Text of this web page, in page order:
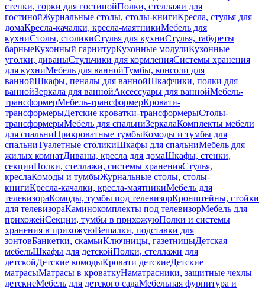
стенки, горки для гостинойПолки, стеллажи для
гостинойЖурнальные столы, столы-книгиКресла, стулья для
домаКресла-качалки, кресла-маятникиМебель для
кухниСтолы, столикиСтулья для кухниСтулья, табуреты
барныеКухонный гарнитурКухонные модулиКухонные
уголки, диваныСтульчики для кормленияСистемы хранения
для кухниМебель для ваннойТумбы, консоли для
ваннойШкафы, пеналы для ваннойШкафчики, полки для
ваннойЗеркала для ваннойАксессуары для ваннойМебель-
трансформерМебель-трансформерКровати-
трансформерыДетские кроватки-трансформерыСтолы-
трансформерыМебель для спальниЗеркалаКомплекты мебели
для спальниПрикроватные тумбыКомоды и тумбы для
спальниТуалетные столикиШкафы для спальниМебель для
жилых комнатДиваны, кресла для домаШкафы, стенки,
секцииПолки, стеллажи, системы храненияСтулья,
креслаКомоды и тумбыЖурнальные столы, столы-
книгиКресла-качалки, кресла-маятникиМебель для
телевизораКомоды, тумбы под телевизорКронштейны, стойки
для телевизораКаминокомплекты под телевизорМебель для
прихожейСекции, тумбы в прихожуюПолки и системы
хранения в прихожуюВешалки, подставки для
зонтовБанкетки, скамьиКлючницы, газетницыДетская
мебельШкафы для детскойПолки, стеллажи для
детскойДетские комодыКровати детскиеДетские
матрасыМатрасы в кроваткуНаматрасники, защитные чехлы
детскиеМебель для детского садаМебельная фурнитура и